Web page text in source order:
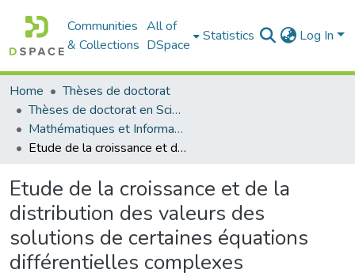
Communities
& Collections
All of
DSpace
Statistics Log In
Home
Thèses de doctorat
Thèses de doctorat en Sciences
Mathématiques et Informatique - رياضيات والاعلام الآلي
Etude de la croissance et de la distribution des valeurs des solutions de certaines équations différentielles complexes
Etude de la croissance et de la
distribution des valeurs des
solutions de certaines équations
différentielles complexes